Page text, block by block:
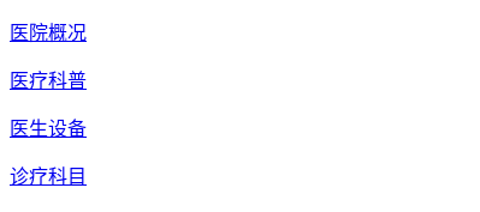
医院概况
医疗科普
医生设备
诊疗科目